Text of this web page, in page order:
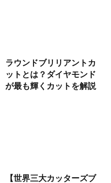
ラウンドブリリアントカ
ットとは？ダイヤモンド
が最も輝くカットを解説
【世界三大カッターズブ